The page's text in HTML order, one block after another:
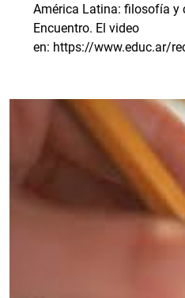
América Latina: filosofía y
Encuentro. El video
en: https://www.educ.ar/